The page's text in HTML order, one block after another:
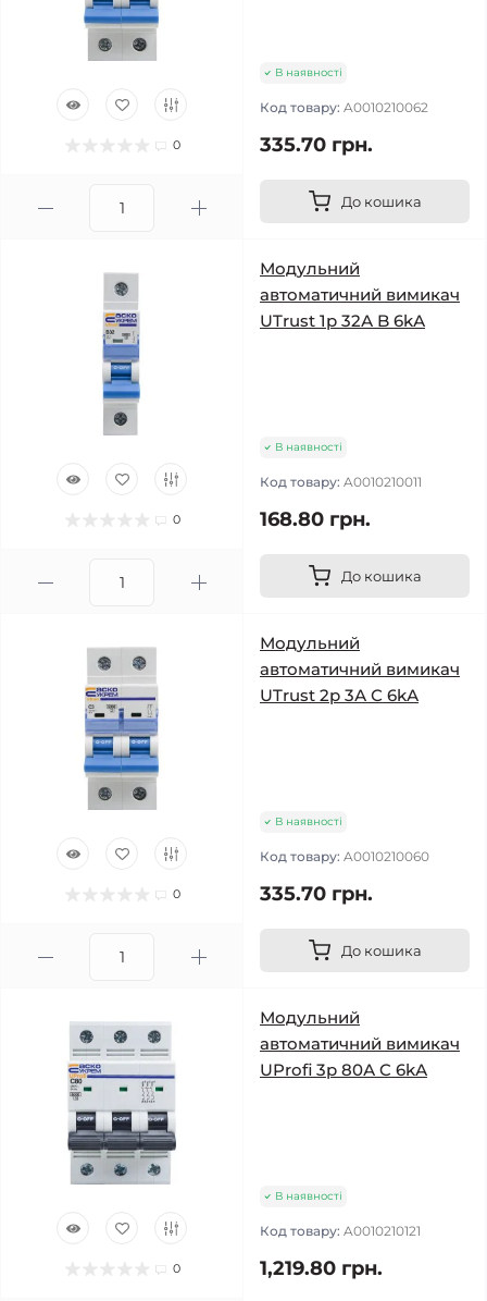
0
В наявності
Код товару: A0010210062
335.70 грн.
До кошика
0
Модульний
автоматичний вимикач
UTrust 1р 32А B 6kА
В наявності
Код товару: A0010210011
168.80 грн.
До кошика
0
Модульний
автоматичний вимикач
UTrust 2р 3А С 6kА
В наявності
Код товару: A0010210060
335.70 грн.
До кошика
0
Модульний
автоматичний вимикач
UProfi 3р 80А C 6kА
В наявності
Код товару: A0010210121
1,219.80 грн.